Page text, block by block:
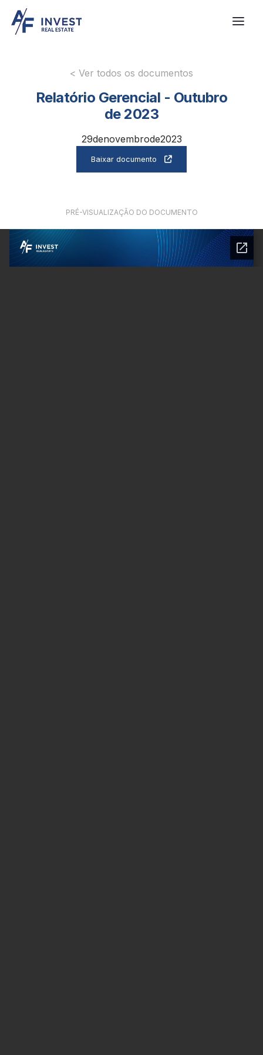
< Ver todos os documentos
Relatório Gerencial - Outubro
de 2023
29denovembrode2023
Baixar documento 
PRÉ-VISUALIZAÇÃO DO DOCUMENTO